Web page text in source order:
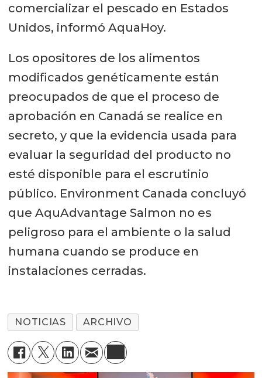
comercializar el pescado en Estados
Unidos, informó AquaHoy.
Los opositores de los alimentos
modificados genéticamente están
preocupados de que el proceso de
aprobación en Canadá se realice en
secreto, y que la evidencia usada para
evaluar la seguridad del producto no
esté disponible para el escrutinio
público. Environment Canada concluyó
que AquAdvantage Salmon no es
peligroso para el ambiente o la salud
humana cuando se produce en
instalaciones cerradas.
NOTICIAS ARCHIVO